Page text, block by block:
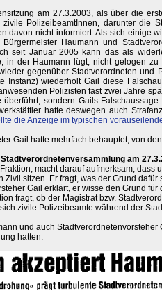
am 27.3.2003, als über die
PolizeibeamtInnen, darunter die
davon nicht informiert. Als sich einige
Bürgermeister Haumann und
seit Januar 2005 kann das als
in der Haumann lügt, nicht gelogen
gegenüber Stadtverordneten und
Instanz) wiederholt Gail diese
Polizisten fast zwei Jahre
sondern Gails
hatte deswegen auch
die Anzeige im typischen
Gail hatte mehrfach behauptet, von
am
macht darauf aufmerksam,
Zivil sitzen. Er fragt, was der Grund dafür
Gail erklärt, er wisse den Grund
fragt, ob der Magistrat bzw.
zivile Polizeibeamte während der
und auch
hatten.